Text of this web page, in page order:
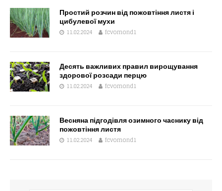
Простий розчин від пожовтіння листя і
цибулевої мухи
11.02.2024 fcvomond1
Десять важливих правил вирощування
здорової розсади перцю
11.02.2024 fcvomond1
Весняна підгодівля озимного часнику від
пожовтіння листя
11.02.2024 fcvomond1